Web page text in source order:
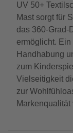
UV 50+
Mast sorgt für
das 360-Grad-
ermöglicht.
Handhabung
zum
Vielseitigkeit
zur
Markenqualität